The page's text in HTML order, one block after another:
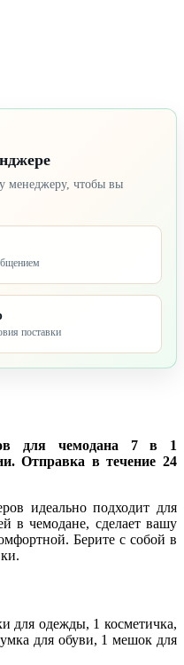
менеджеру, чтобы вы
поставки
для чемодана 7 в 1
Отправка в течение 24
идеально подходит для
в чемодане, сделает вашу
Берите с собой в
для одежды, 1 косметичка,
для обуви, 1 мешок для